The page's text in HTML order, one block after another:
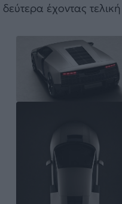
δεύτερα έχοντας